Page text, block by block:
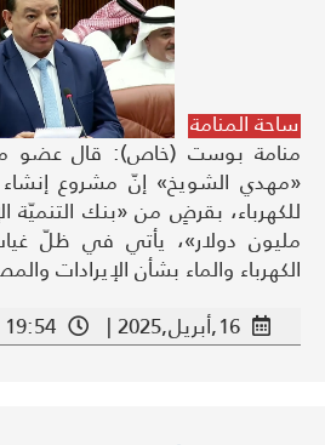
ساحة المنامة
منامة بوست (خاص): قال عضو
«مهدي الشويخ» إنّ مشروع إنشاء
مليون دولار»، يأتي في ظلّ
الكهرباء والماء بشأن الإيرادات
16,أبريل,2025 |
19:54 |